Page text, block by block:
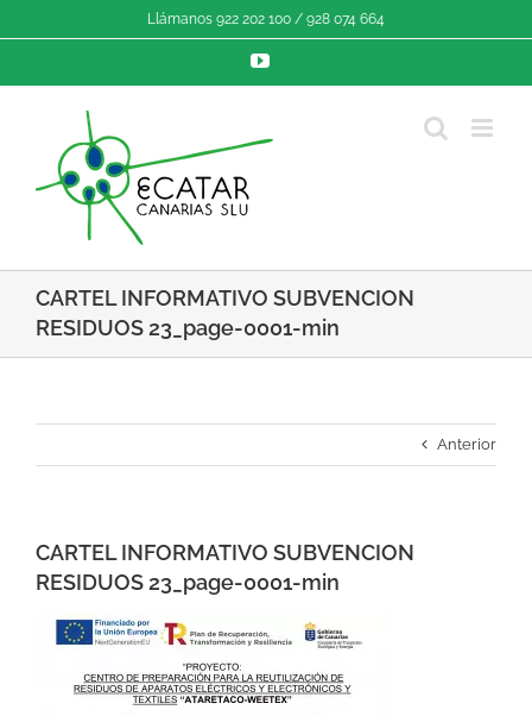
al
Llámanos 922 202 100 / 928 074 664
YouTube
CARTEL INFORMATIVO SUBVENCION
RESIDUOS 23_page-0001-min
Anterior
CARTEL INFORMATIVO SUBVENCION
RESIDUOS 23_page-0001-min